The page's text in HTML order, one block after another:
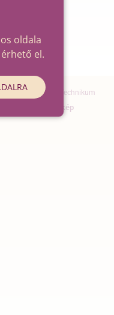
és Informatikai Technikum
Oldaltérkép
oldala
el.